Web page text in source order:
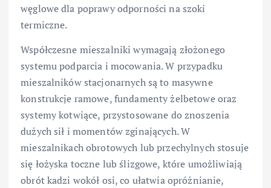
węglowe dla poprawy odporności na szoki
termiczne.
Współczesne mieszalniki wymagają złożonego
systemu podparcia i mocowania. W przypadku
mieszalników stacjonarnych są to masywne
konstrukcje ramowe, fundamenty żelbetowe oraz
systemy kotwiące, przystosowane do znoszenia
dużych sił i momentów zginających. W
mieszalnikach obrotowych lub przechylnych stosuje
się łożyska toczne lub ślizgowe, które umożliwiają
obrót kadzi wokół osi, co ułatwia opróżnianie,